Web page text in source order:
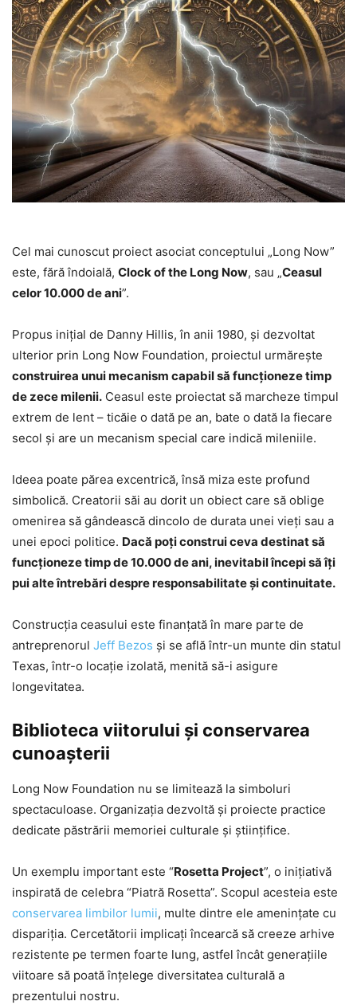
Cel mai cunoscut proiect asociat conceptului „Long Now”
este, fără îndoială, Clock of the Long Now, sau „Ceasul
celor 10.000 de ani”.
Propus inițial de Danny Hillis, în anii 1980, și dezvoltat
ulterior prin Long Now Foundation, proiectul urmărește
construirea unui mecanism capabil să funcționeze timp
de zece milenii. Ceasul este proiectat să marcheze timpul
extrem de lent – ticăie o dată pe an, bate o dată la fiecare
secol și are un mecanism special care indică mileniile.
Ideea poate părea excentrică, însă miza este profund
simbolică. Creatorii săi au dorit un obiect care să oblige
omenirea să gândească dincolo de durata unei vieți sau a
unei epoci politice. Dacă poți construi ceva destinat să
funcționeze timp de 10.000 de ani, inevitabil începi să îți
pui alte întrebări despre responsabilitate și continuitate.
Construcția ceasului este finanțată în mare parte de
antreprenorul Jeff Bezos și se află într-un munte din statul
Texas, într-o locație izolată, menită să-i asigure
longevitatea.
Biblioteca viitorului și conservarea
cunoașterii
Long Now Foundation nu se limitează la simboluri
spectaculoase. Organizația dezvoltă și proiecte practice
dedicate păstrării memoriei culturale și științifice.
Un exemplu important este “Rosetta Project”, o inițiativă
inspirată de celebra “Piatră Rosetta”. Scopul acesteia este
conservarea limbilor lumii, multe dintre ele amenințate cu
dispariția. Cercetătorii implicați încearcă să creeze arhive
rezistente pe termen foarte lung, astfel încât generațiile
viitoare să poată înțelege diversitatea culturală a
prezentului nostru.